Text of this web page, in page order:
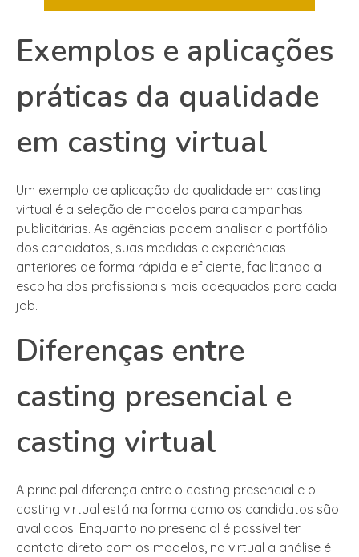
Exemplos e aplicações
práticas da qualidade
em casting virtual
Um exemplo de aplicação da qualidade em casting
virtual é a seleção de modelos para campanhas
publicitárias. As agências podem analisar o portfólio
dos candidatos, suas medidas e experiências
anteriores de forma rápida e eficiente, facilitando a
escolha dos profissionais mais adequados para cada
job.
Diferenças entre
casting presencial e
casting virtual
A principal diferença entre o casting presencial e o
casting virtual está na forma como os candidatos são
avaliados. Enquanto no presencial é possível ter
contato direto com os modelos, no virtual a análise é